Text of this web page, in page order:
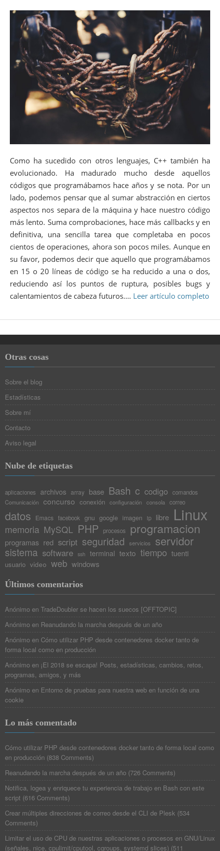
Como ha sucedido con otros lenguajes, C++ también ha
evolucionado. Ha madurado mucho desde aquellos
códigos que programábamos hace años y se nota. Por un
lado, podemos pensar que al sumar abstracción en ciertos
aspectos nos separa de la máquina y hace nuestro código
más lento. Suma comprobaciones, hace más callbacks y en
definitiva, una sencilla tarea que completaba en pocos
cientos de operaciones, ahora son pocos miles. Aunque en
su favor, podemos decir que aquello que programábamos
en 15 o 20 líneas de código se ha reducido a una o dos,
reduciendo así los puntos de ruptura, posibles bugs y
calentamientos de cabeza futuros.… Leer artículo completo
Otras cosas
Sobre el blog
Estadísticas
Sobre mí
Contacto
Aviso legal
Nube de etiquetas
aplicaciones archivos array base Bash c codigo
comandos
Comunicación concurso conexión configuración consola correo
datos Emacs facebook gnu google imagen ip libre Linux
memoria MySQL PHP procesos programacion
programas red script seguridad servicios servidor
sistema software ssh terminal texto tiempo tuenti
usuario video web windows
Últimos comentarios
Anónimo en TradeDoubler se hacen los suecos [OFFTOPIC]
Anónimo en Reanudando la marcha después de un año
Anónimo en Cómo utilizar PHP desde contenedores docker tanto de
forma local como en producción
Anónimo en ¡El 2018 se escapa! Posts, estadísticas, cambios, retos,
programas, amigos, y más
Anónimo en Entorno de pruebas para nuestra web en función de una
cookie
Lo más comentado
Cómo utilizar PHP desde contenedores docker tanto de forma local como
en producción (838 Comments)
Reanudando la marcha después de un año (726 Comments)
Notifica, logea y enriquece tu experiencia de trabajo en Bash con este
script (616 Comments)
Crear múltiples direcciones de correo desde el CLI de Plesk (534
Comments)
Limitar el uso de CPU de nuestras aplicaciones o procesos en GNU/Linux
(señales, nice, cpulimit/cputool, cgroups, systemd slices) (511